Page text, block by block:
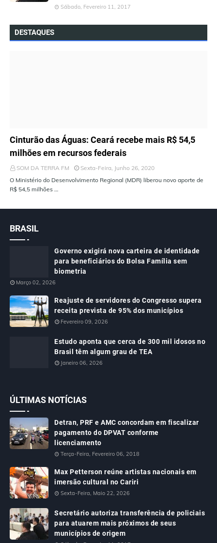
Sábado, Fevereiro 11, 2017
DESTAQUES
ÚLTIMAS NOTÍCIAS
Cinturão das Águas: Ceará recebe mais R$ 54,5
milhões em recursos federais
SOM DA TERRA FM
Sexta-Feira, Junho 26, 2020
O Ministério do Desenvolvimento Regional (MDR) liberou novo aporte de
R$ 54,5 milhões …
BRASIL
Governo exigirá nova carteira de identidade
para beneficiários do Bolsa Família sem
biometria
Março 02, 2026
Reajuste de servidores do Congresso supera
receita prevista de 95% dos municípios
Fevereiro 09, 2026
Estudo aponta que cerca de 300 mil idosos no
Brasil têm algum grau de TEA
Janeiro 06, 2026
ÚLTIMAS NOTÍCIAS
Detran, PRF e AMC concordam em fiscalizar
pagamento do DPVAT conforme
licenciamento
Terça-Feira, Fevereiro 06, 2018
Max Petterson reúne artistas nacionais em
imersão cultural no Cariri
Sexta-Feira, Maio 22, 2026
Secretário autoriza transferência de policiais
para atuarem mais próximos de seus
municípios de origem